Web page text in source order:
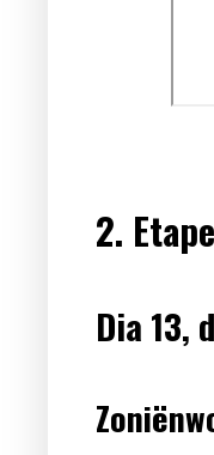
2.
Dia 13,